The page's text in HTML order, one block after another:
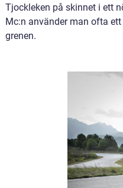
Tjockleken på skinnet i ett
Mc:n använder man ofta
grenen.